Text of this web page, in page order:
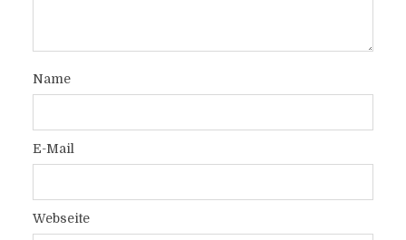
Name
E-Mail
Webseite